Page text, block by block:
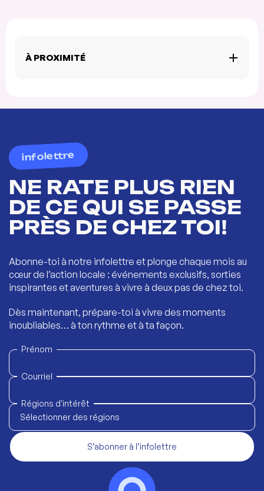
À PROXIMITÉ
infolettre
NE RATE PLUS RIEN
DE CE QUI SE PASSE
PRÈS DE CHEZ TOI!
Abonne-toi à notre infolettre et plonge chaque mois au
cœur de l’action locale : événements exclusifs, sorties
inspirantes et aventures à vivre à deux pas de chez toi.
Dès maintenant, prépare-toi à vivre des moments
inoubliables… à ton rythme et à ta façon.
Prénom
Courriel
Régions d'intérêt
Sélectionner des régions
S’abonner à l’infolettre